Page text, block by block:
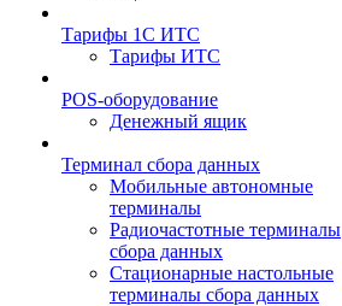
Тарифы 1С ИТС
Тарифы ИТС
POS-оборудование
Денежный ящик
Терминал сбора данных
Мобильные автономные
терминалы
Радиочастотные терминалы
сбора данных
Стационарные настольные
терминалы сбора данных